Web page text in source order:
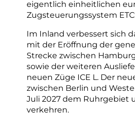
eigentlich einheitlichen
Zugsteuerungssystem
Im Inland verbessert sich
mit der Eröffnung der
Strecke zwischen
sowie der weiteren
neuen Züge ICE L. Der
zwischen Berlin und
Juli 2027 dem Ruhrgebiet
verkehren.